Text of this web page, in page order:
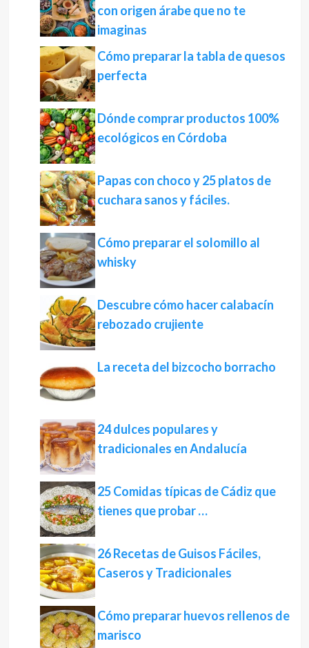
con origen árabe que no te
imaginas
Cómo preparar la tabla de quesos
perfecta
Dónde comprar productos 100%
ecológicos en Córdoba
Papas con choco y 25 platos de
cuchara sanos y fáciles.
Cómo preparar el solomillo al
whisky
Descubre cómo hacer calabacín
rebozado crujiente
La receta del bizcocho borracho
24 dulces populares y
tradicionales en Andalucía
25 Comidas típicas de Cádiz que
tienes que probar …
26 Recetas de Guisos Fáciles,
Caseros y Tradicionales
Cómo preparar huevos rellenos de
marisco